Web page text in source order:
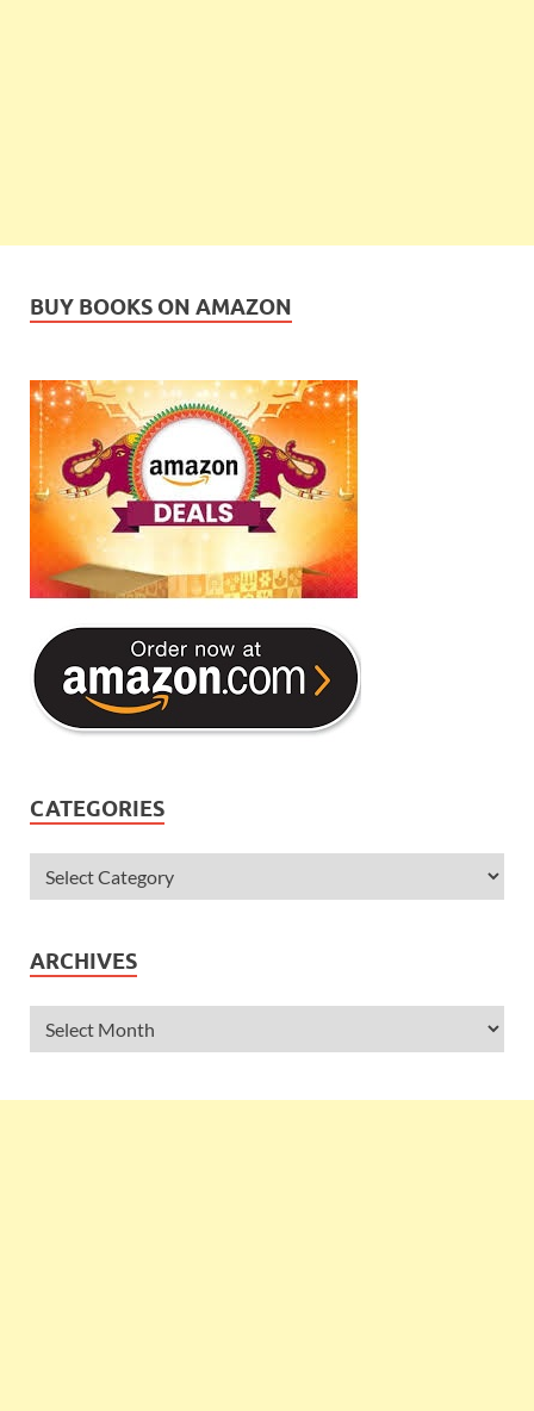
BUY BOOKS ON AMAZON
CATEGORIES
ARCHIVES